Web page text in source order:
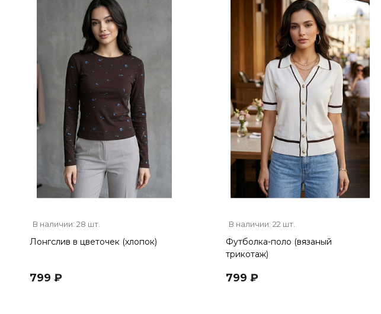
В наличии: 28 шт.
Лонгслив в цветочек (хлопок)
799 ₽
В наличии: 22 шт.
Футболка-поло (вязаный
трикотаж)
799 ₽